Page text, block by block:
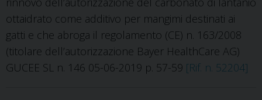
ottaidrato come additivo per mangimi destinati ai
gatti e che abroga il regolamento (CE) n. 163/2008
(titolare dell’autorizzazione Bayer HealthCare AG)
GUCEE SL n. 146 05-06-2019 p. 57-59 [Rif. n. 52204]